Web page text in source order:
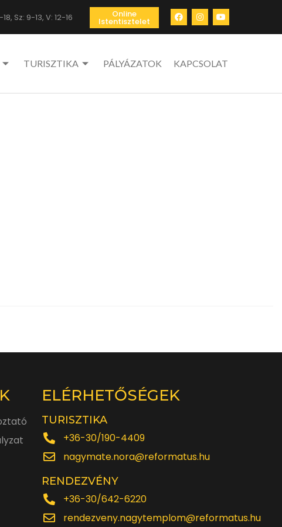
Sz: 9-13, V: 12-16 Online
Istentisztelet
TURISZTIKA PÁLYÁZATOK KAPCSOLAT
ELÉRHETŐSÉGEK
TURISZTIKA
+36-30/190-4409
nagymate.nora@reformatus.hu
RENDEZVÉNY
+36-30/642-6220
rendezveny.nagytemplom@reformatus.hu